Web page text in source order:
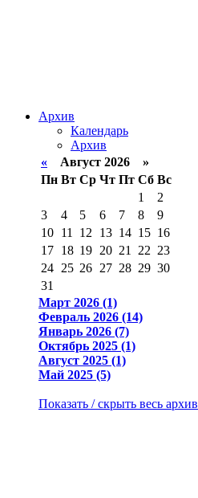
Архив
Календарь
Архив
« Август 2026 »
Пн Вт Ср Чт Пт Сб Вс
1
2
3
4 5 6 7 8
9
10 11 12 13 14 15 16
17 18 19 20 21 22 23
24 25 26 27 28 29 30
31
Март 2026 (1)
Февраль 2026 (14)
Январь 2026 (7)
Октябрь 2025 (1)
Август 2025 (1)
Май 2025 (5)
Показать / скрыть весь архив